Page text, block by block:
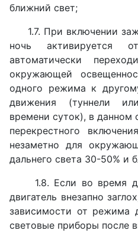
ближний свет;
1.7. При включении
ночь активируется
автоматически
окружающей
одного режима к
движения (туннели
времени суток), в данном
перекрестного
незаметно для
дальнего света 30-50% и
1.8. Если во время
двигатель внезапно
зависимости от режима
световые приборы после